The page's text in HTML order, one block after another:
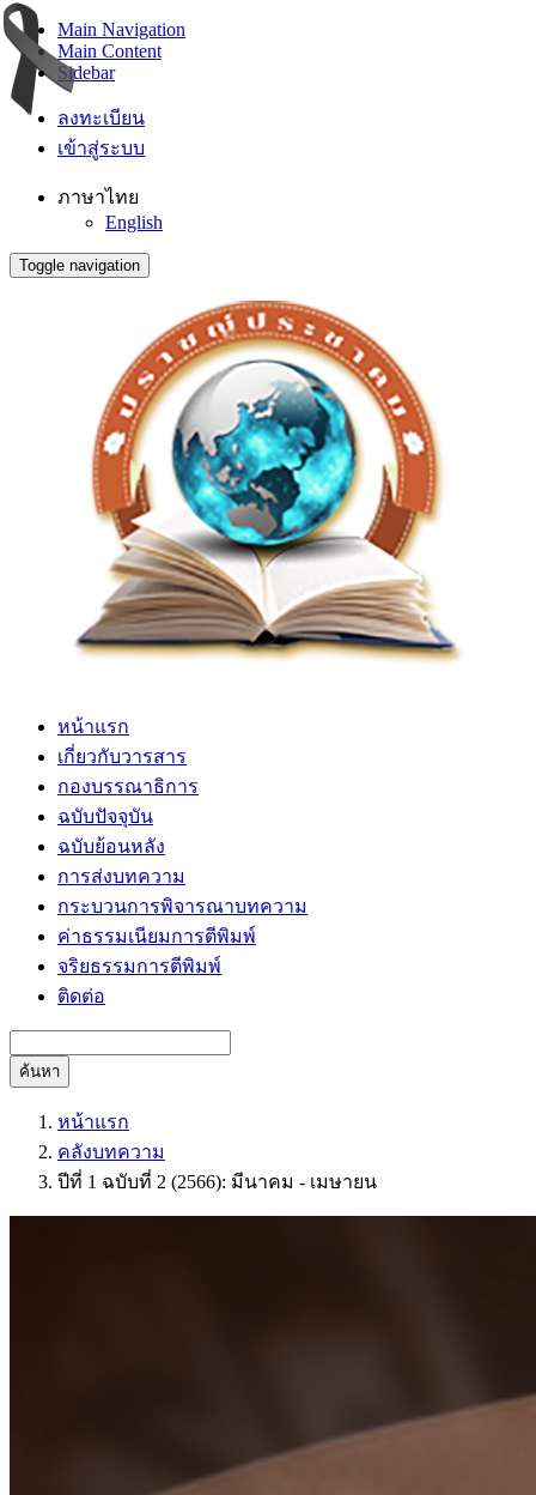
Main Navigation
Main Content
Sidebar
ลงทะเบียน
เข้าสู่ระบบ
ภาษาไทย
English
Toggle navigation
หน้าแรก
เกี่ยวกับวารสาร
กองบรรณาธิการ
ฉบับปัจจุบัน
ฉบับย้อนหลัง
การส่งบทความ
กระบวนการพิจารณาบทความ
ค่าธรรมเนียมการตีพิมพ์
จริยธรรมการตีพิมพ์
ติดต่อ
ค้นหา
หน้าแรก
คลังบทความ
ปีที่ 1 ฉบับที่ 2 (2566): มีนาคม - เมษายน